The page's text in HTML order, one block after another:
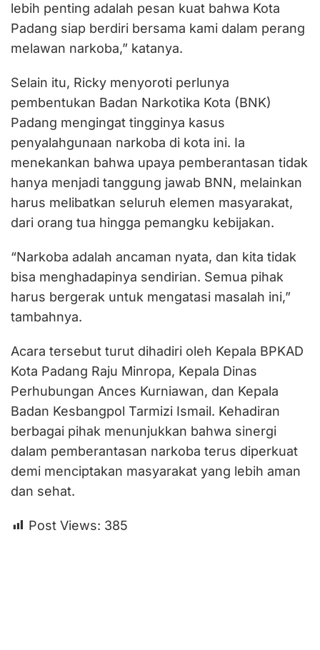
lebih penting adalah pesan kuat bahwa Kota
Padang siap berdiri bersama kami dalam perang
melawan narkoba,” katanya.
Selain itu, Ricky menyoroti perlunya
pembentukan Badan Narkotika Kota (BNK)
Padang mengingat tingginya kasus
penyalahgunaan narkoba di kota ini. Ia
menekankan bahwa upaya pemberantasan tidak
hanya menjadi tanggung jawab BNN, melainkan
harus melibatkan seluruh elemen masyarakat,
dari orang tua hingga pemangku kebijakan.
“Narkoba adalah ancaman nyata, dan kita tidak
bisa menghadapinya sendirian. Semua pihak
harus bergerak untuk mengatasi masalah ini,”
tambahnya.
Acara tersebut turut dihadiri oleh Kepala BPKAD
Kota Padang Raju Minropa, Kepala Dinas
Perhubungan Ances Kurniawan, dan Kepala
Badan Kesbangpol Tarmizi Ismail. Kehadiran
berbagai pihak menunjukkan bahwa sinergi
dalam pemberantasan narkoba terus diperkuat
demi menciptakan masyarakat yang lebih aman
dan sehat.
Post Views: 385